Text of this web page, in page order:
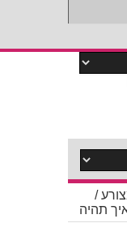
/
תהיה